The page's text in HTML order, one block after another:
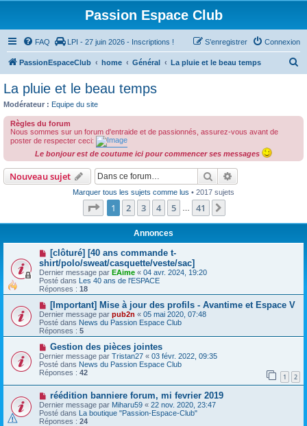
Passion Espace Club
FAQ LPI - 27 juin 2026 - Inscriptions ! Connexion
S’enregistrer
PassionEspaceClub home Général La pluie et le beau temps
c
La pluie et le beau temps
Modérateur : Equipe du site
Règles du forum
Nous sommes sur un forum d'entraide et de passionnés, assurez-vous avant de
poster de respecter ceci:
Le bonjour est de coutume ici pour commencer ses messages
Nouveau sujet Rechercher
Marquer tous les sujets comme lus • 2017 sujets
Page 1sur41
1 2 3 4 5 41
Annonces
[clôturé] [40 ans commande t-
shirt/polo/sweat/casquette/veste/sac]
Dernier message par EAime « 04 avr. 2024, 19:20
Posté dans Les 40 ans de l'ESPACE
Réponses : 18
[Important] Mise à jour des profils - Avantime et Espace V
Dernier message par pub2n « 05 mai 2020, 07:48
Posté dans News du Passion Espace Club
Réponses : 5
Gestion des pièces jointes
Dernier message par Tristan27 « 03 févr. 2022, 09:35
Posté dans News du Passion Espace Club
Réponses : 42 1 2
réédition banniere forum, mi fevrier 2019
Dernier message par Miharu59 « 22 nov. 2020, 23:47
Posté dans La boutique "Passion-Espace-Club"
Réponses : 24